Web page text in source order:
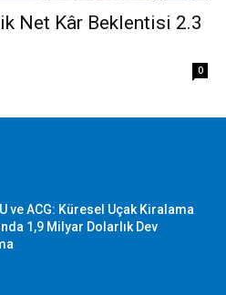
Net Kâr Beklentisi 2.3
0
ve ACG: Küresel Uçak Kiralama
1,9 Milyar Dolarlık Dev